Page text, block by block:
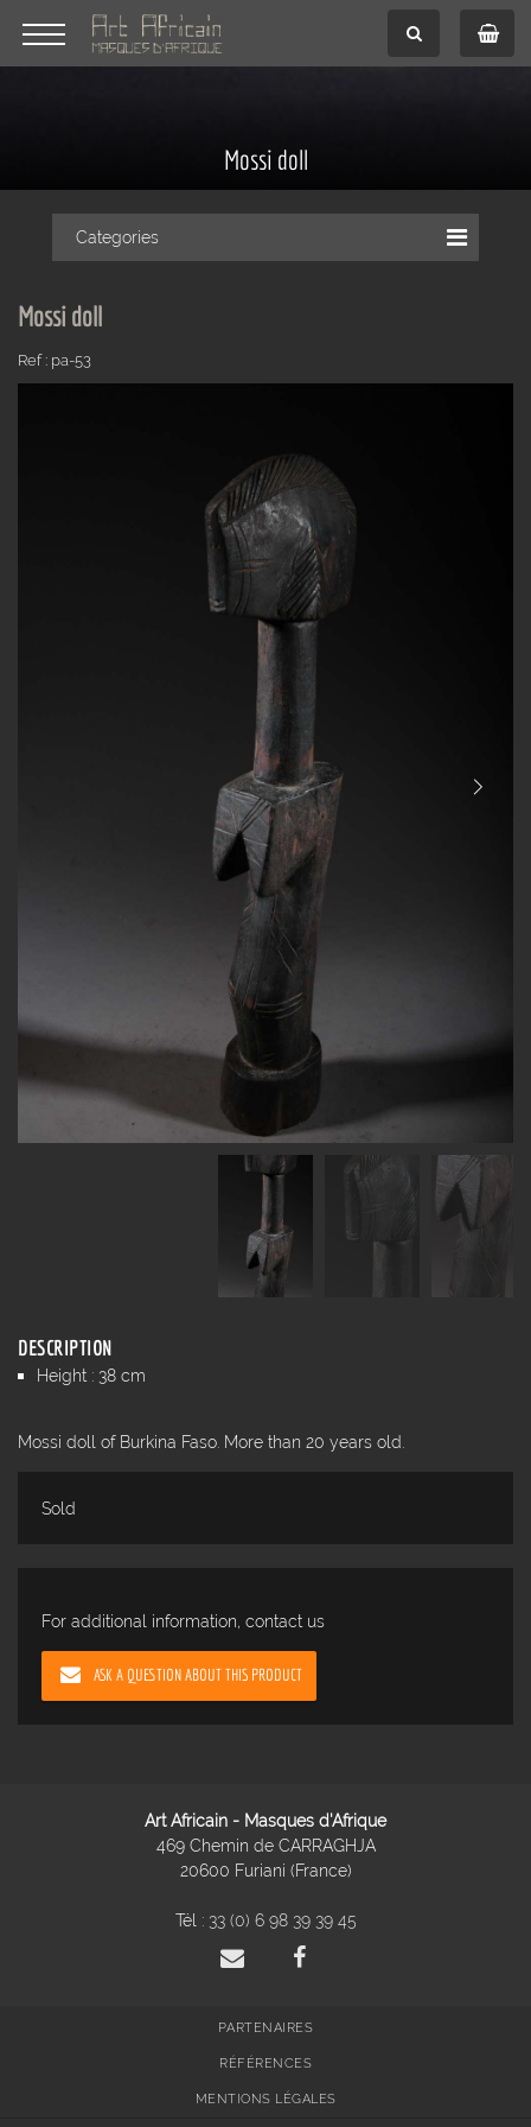
Mossi doll
Categories
Mossi doll
Ref : pa-53
DESCRIPTION
Height : 38 cm
Mossi doll of Burkina Faso. More than 20 years old.
Sold
For additional information, contact us
ASK A QUESTION ABOUT THIS PRODUCT
Art Africain - Masques d'Afrique
469 Chemin de CARRAGHJA
20600 Furiani (France)
Tél : 33 (0) 6 98 39 39 45
PARTENAIRES
RÉFÉRENCES
MENTIONS LÉGALES